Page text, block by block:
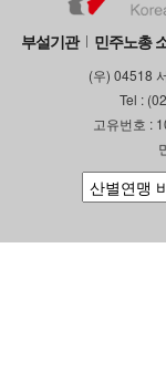
부설기관 민주노총
(우) 04518
Tel :
고유번호 :